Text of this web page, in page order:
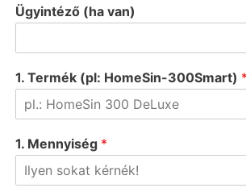
Ügyintéző (ha van)
1. Termék (pl: HomeSin-300Smart)
1. Mennyiség *